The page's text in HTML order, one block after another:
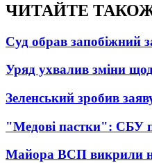
ЧИТАЙТЕ
Суд обрав запобіжний
Уряд ухвалив зміни
Зеленський зробив
"Медові пастки": СБУ
Майора ВСП викрили